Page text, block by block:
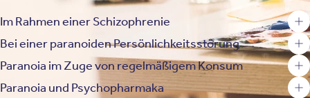
Im Rahmen einer Schizophrenie
Bei einer paranoiden Persönlichkeitsstörung
Paranoia im Zuge von regelmäßigem Konsum
Paranoia und Psychopharmaka